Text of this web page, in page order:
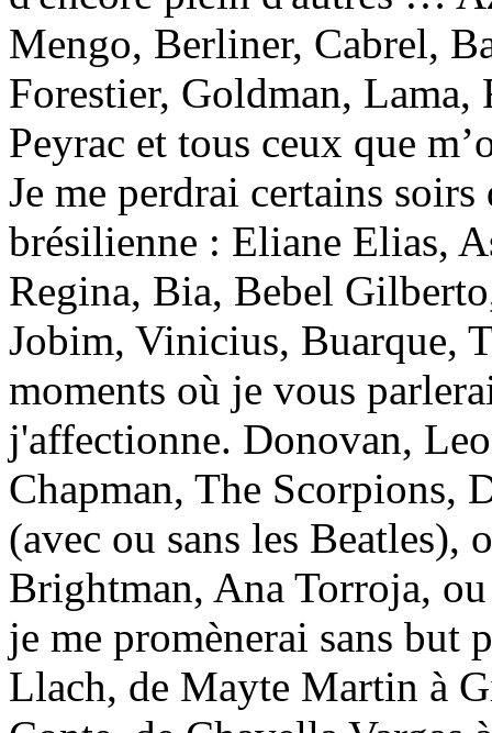
Mengo, Berliner, Cabrel,
Forestier, Goldman, Lama,
Peyrac et tous ceux que
Je me perdrai certains
brésilienne : Eliane Elias,
Regina, Bia, Bebel
Jobim, Vinicius, Buarque,
moments où je vous
j'affectionne. Donovan,
Chapman, The Scorpions,
(avec ou sans les Beatles),
Brightman, Ana Torroja,
je me promènerai sans but
Llach, de Mayte Martin à